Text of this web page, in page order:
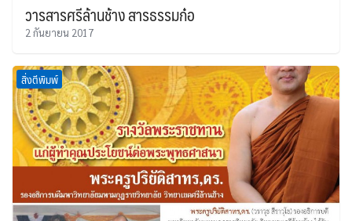
วารสารศรีล้านช้าง สารธรรมก๋อ
2 กันยายน 2017
สิ่งตีพิมพ์